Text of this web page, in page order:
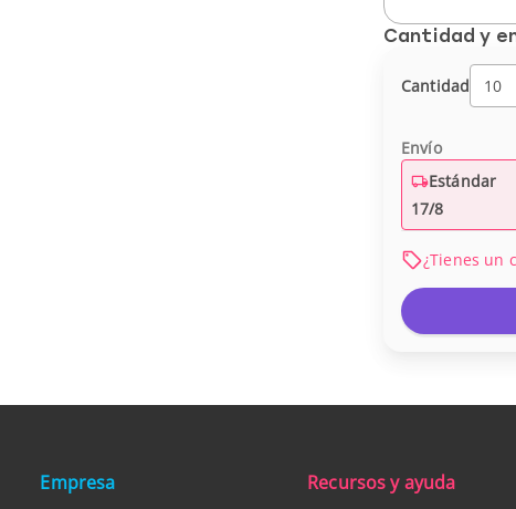
Cantidad y
Cantidad
Envío
Estándar
17/8
¿Tienes un
Empresa Recursos y ayuda